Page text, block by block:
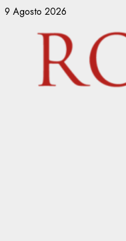
Vai
contenuto
9 Agosto 2026